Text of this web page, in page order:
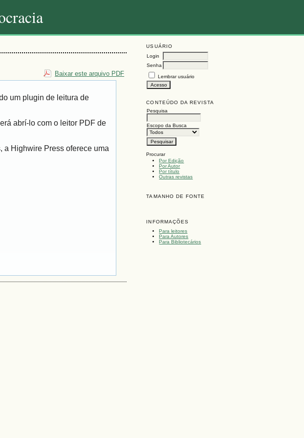
USUÁRIO
Login
Senha
Lembrar usuário
CONTEÚDO DA REVISTA
Pesquisa
Escopo da Busca
Procurar
Por Edição
Por Autor
Por título
Outras revistas
TAMANHO DE FONTE
INFORMAÇÕES
Para leitores
Para Autores
Para Bibliotecários
Baixar este arquivo PDF
um plugin de leitura de
abrí-lo com o leitor PDF de
a Highwire Press oferece uma